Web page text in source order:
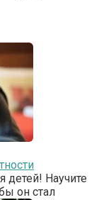
детей! Научите
он стал